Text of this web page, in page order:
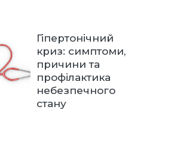
Гіпертонічний
криз: симптоми,
причини та
профілактика
небезпечного
стану